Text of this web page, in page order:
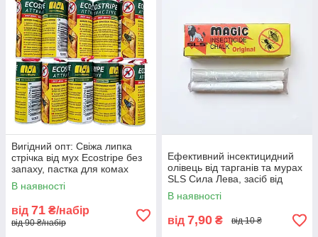
Вигідний опт: Свіжа липка
стрічка від мух Ecostripe без
запаху, пастка для комах
(набір 10 шт)
В наявності
від 71 ₴/набір
від 90 ₴/набір
Ефективний інсектицидний
олівець від тарганів та мурах
SLS Сила Лева, засіб від
комах (2 крейди)
В наявності
від 7,90 ₴ від 10 ₴